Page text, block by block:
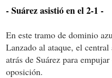
- Suárez asistió en el 2-1 -
En este tramo de dominio
Lanzado al ataque, el central
atrás de Suárez para
oposición.